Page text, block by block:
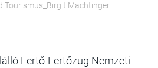
Tourismus_Birgit Machtinger
Fertő-Fertőzug Nemzeti